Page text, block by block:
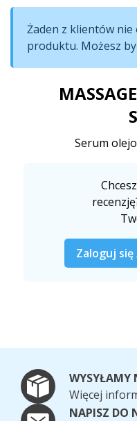
Żaden z klientów nie
produktu. Możesz
Serum
Zaloguj
WYSYŁAMY
Więcej
NAPISZ DO